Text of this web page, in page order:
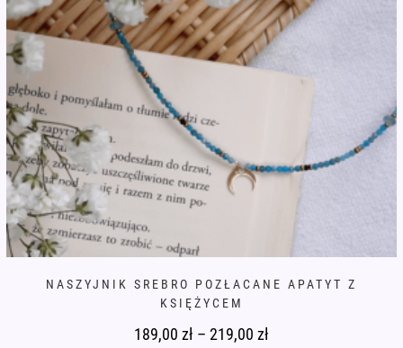
NASZYJNIK SREBRO POZŁACANE APATYT Z
KSIĘŻYCEM
189,00 zł – 219,00 zł